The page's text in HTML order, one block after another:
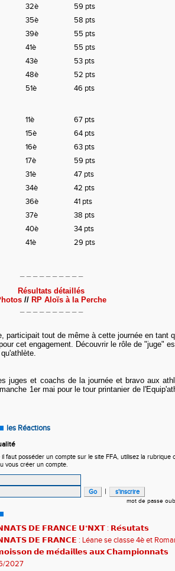
32è
59 pts
35è
58 pts
39è
55 pts
41è
55 pts
43è
53 pts
48è
52 pts
51è 46 pts
11è
67 pts
15è
64 pts
16è
63 pts
17è
59 pts
31è
47 pts
34è
42 pts
36è
41 pts
37è
38 pts
40è
34 pts
41è 29 pts
Résultats détaillés
// RP Aloïs à la Perche
participait tout de même à cette journée en tant
cet engagement. Découvrir le rôle de "juge"
juges et coachs de la journée et bravo aux
1er mai pour le tour printanier de
les Réactions
faut posséder un compte sur le site FFA, utilisez la rubrique
vous créer un compte.
|
mot de passe
𝗗𝗘 𝗙𝗥𝗔𝗡𝗖𝗘 𝗨*𝗡𝗫𝗧 : 𝗥𝗲́𝘀𝘂𝘁𝗮𝘁𝘀
!
𝗗𝗘 𝗙𝗥𝗔𝗡𝗖𝗘 : Léane se classe 4è et
𝗱𝗲 𝗺𝗲́𝗱𝗮𝗶𝗹𝗹𝗲𝘀 𝗮𝘂𝘅 𝗖𝗵𝗮𝗺𝗽𝗶𝗼𝗻𝗻𝗮𝘁𝘀
2027